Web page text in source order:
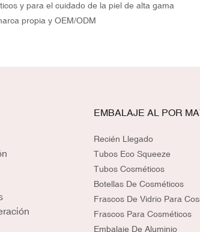
y para el cuidado de la piel de alta gama
propia y OEM/ODM
EMBALAJE AL POR
Recién Llegado
Tubos Eco Squeeze
Tubos Cosméticos
Botellas De Cosméticos
Frascos De Vidrio Para
Frascos Para Cosméticos
Embalaje De Aluminio